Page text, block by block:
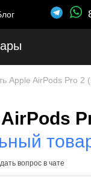
Apple AirPods Pro 2
вопрос в чате